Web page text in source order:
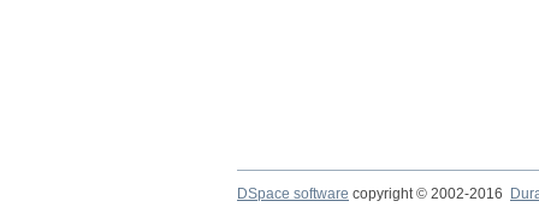
DSpace software copyright © 2002-2016